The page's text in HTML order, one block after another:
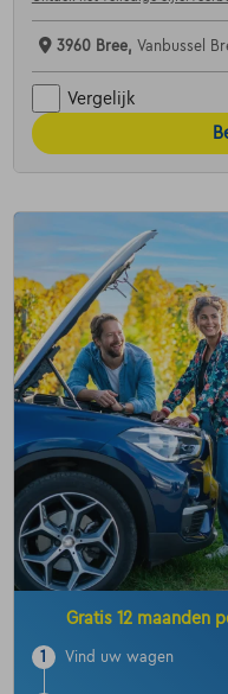
3960 Bree, Vanbussel
Vergelijk
Gratis 12 maanden
1 Vind uw wagen